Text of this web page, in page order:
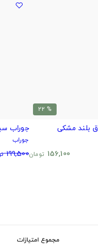
% 22
بلند مشکی
156,100 تومان
جوراب
جوراب
199,500
مجموع امتیازات